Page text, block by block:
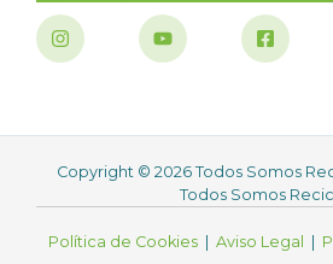
infalible
para
aprovecharlas
Copyright © 2026 Todos Somos
Todos Somos
Política de Cookies Aviso Legal